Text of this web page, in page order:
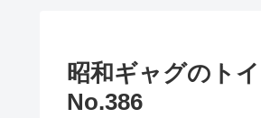
昭和ギャグのト
No.386